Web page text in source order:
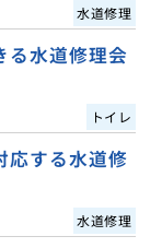
水道修理
る水道修理会
トイレ
応する水道修
水道修理